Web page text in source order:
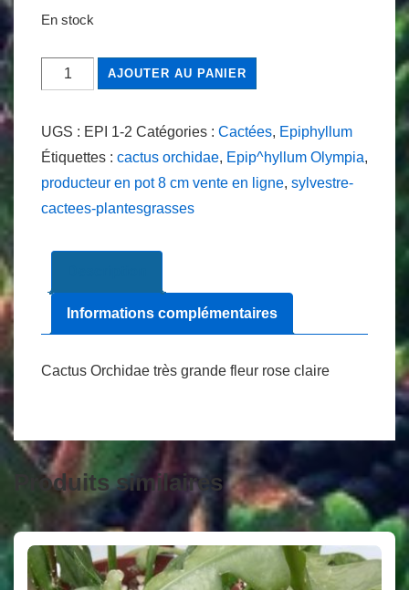
En stock
quantité
de
Olympia
AJOUTER AU PANIER
UGS : EPI 1-2 Catégories : Cactées, Epiphyllum
Étiquettes : cactus orchidae, Epip^hyllum Olympia,
producteur en pot 8 cm vente en ligne, sylvestre-
cactees-plantesgrasses
Informations complémentaires
Cactus Orchidae très grande fleur rose claire
Produits similaires